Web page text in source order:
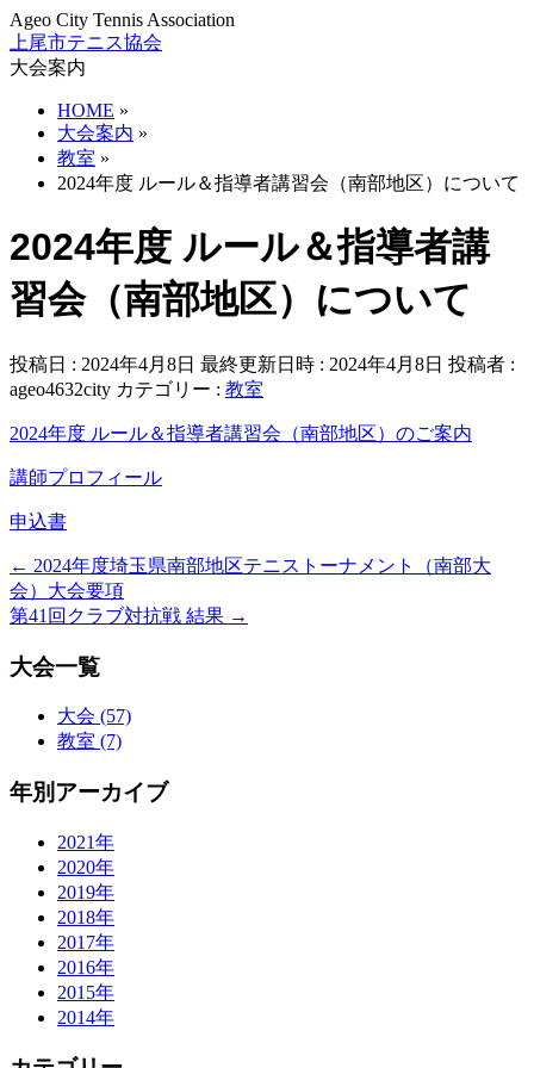
Ageo City Tennis Association
上尾市テニス協会
大会案内
HOME »
大会案内 »
教室 »
2024年度 ルール＆指導者講習会（南部地区）について
2024年度 ルール＆指導者講
習会（南部地区）について
投稿日 : 2024年4月8日 最終更新日時 : 2024年4月8日 投稿者 :
ageo4632city カテゴリー : 教室
2024年度 ルール＆指導者講習会（南部地区）のご案内
講師プロフィール
申込書
← 2024年度埼玉県南部地区テニストーナメント（南部大
会）大会要項
第41回クラブ対抗戦 結果 →
大会一覧
大会 (57)
教室 (7)
年別アーカイブ
2021年
2020年
2019年
2018年
2017年
2016年
2015年
2014年